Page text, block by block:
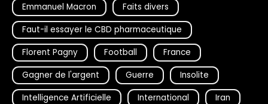
Emmanuel Macron
Faits divers
Faut-il essayer le CBD pharmaceutique
Florent Pagny
Football
France
Gagner de l'argent
Guerre
Insolite
Intelligence Artificielle
International
Iran